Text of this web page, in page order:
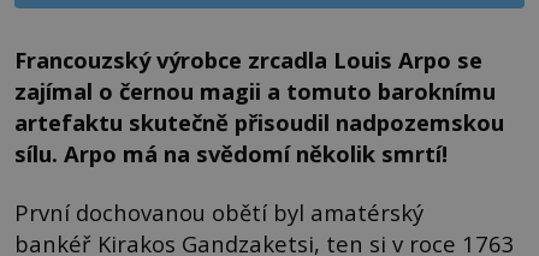
Francouzský výrobce zrcadla Louis Arpo se
zajímal o černou magii a tomuto baroknímu
artefaktu skutečně přisoudil nadpozemskou
sílu. Arpo má na svědomí několik smrtí!
První dochovanou obětí byl amatérský
bankéř Kirakos Gandzaketsi, ten si v roce 1763